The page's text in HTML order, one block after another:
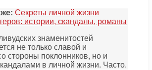
Секреты личной жизни
истории, скандалы, романы
знаменитостей
не только славой и
стороны поклонников, но и
в личной жизни. Часто.